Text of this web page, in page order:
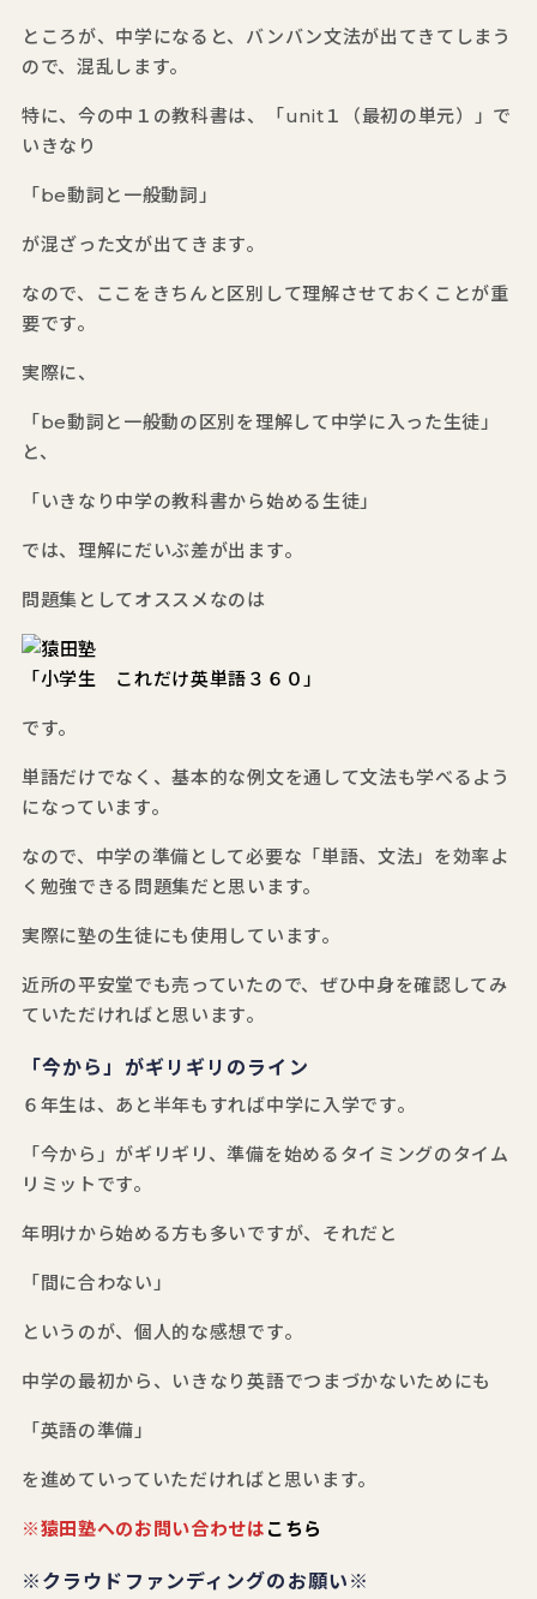
ところが、中学になると、バンバン文法が出てきてしまう
ので、混乱します。
特に、今の中１の教科書は、「unit１（最初の単元）」で
いきなり
「be動詞と一般動詞」
が混ざった文が出てきます。
なので、ここをきちんと区別して理解させておくことが重
要です。
実際に、
「be動詞と一般動の区別を理解して中学に入った生徒」
と、
「いきなり中学の教科書から始める生徒」
では、理解にだいぶ差が出ます。
問題集としてオススメなのは
「小学生 これだけ英単語３６０」
です。
単語だけでなく、基本的な例文を通して文法も学べるよう
になっています。
なので、中学の準備として必要な「単語、文法」を効率よ
く勉強できる問題集だと思います。
実際に塾の生徒にも使用しています。
近所の平安堂でも売っていたので、ぜひ中身を確認してみ
ていただければと思います。
「今から」がギリギリのライン
６年生は、あと半年もすれば中学に入学です。
「今から」がギリギリ、準備を始めるタイミングのタイム
リミットです。
年明けから始める方も多いですが、それだと
「間に合わない」
というのが、個人的な感想です。
中学の最初から、いきなり英語でつまづかないためにも
「英語の準備」
を進めていっていただければと思います。
※猿田塾へのお問い合わせは こちら
※クラウドファンディングのお願い※